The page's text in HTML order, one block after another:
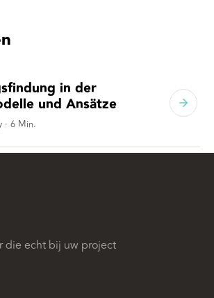
in der
und Ansätze
· 6 Min.
die echt bij uw project